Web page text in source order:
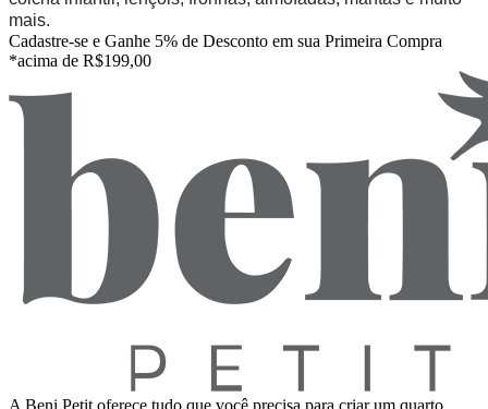
mais.
Cadastre-se e Ganhe 5% de Desconto em sua Primeira Compra
*acima de R$199,00
A Beni Petit oferece tudo que você precisa para criar um quarto